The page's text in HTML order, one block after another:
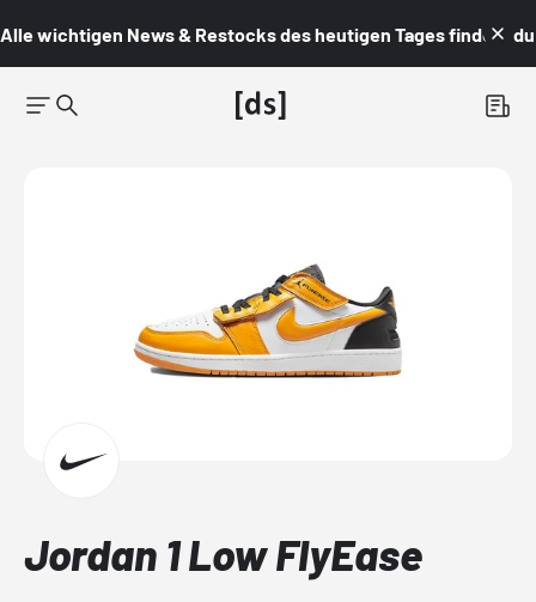
Alle wichtigen News & Restocks des heutigen Tages findest du
Jordan 1 Low FlyEase